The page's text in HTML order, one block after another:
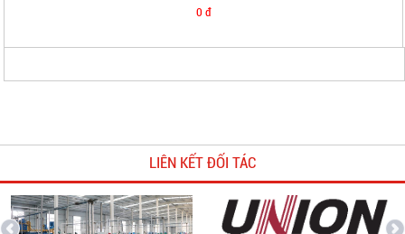
Chụp sứ mỏ hàn TIG
0 đ
LIÊN KẾT ĐỐI TÁC